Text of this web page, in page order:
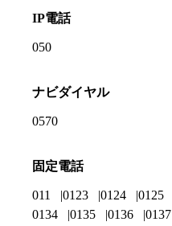
IP電話
050
ナビダイヤル
0570
固定電話
011 0123 0124 0125
0134
0135 0136 0137